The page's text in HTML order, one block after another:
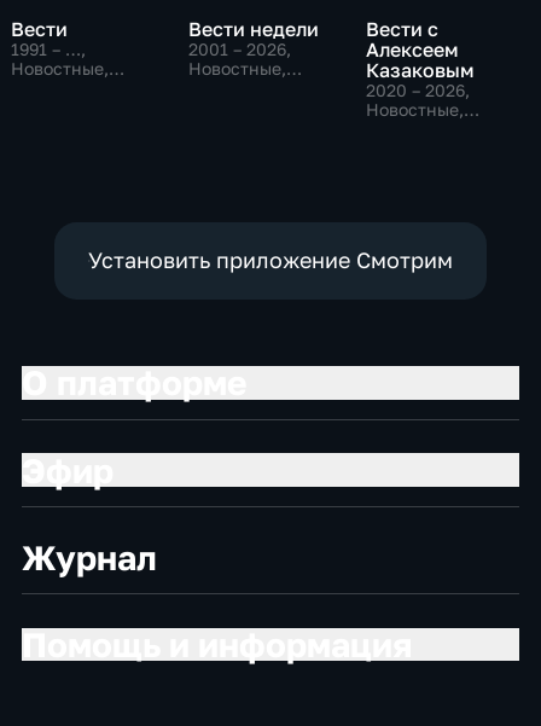
Вести
1991 – …,
Новостные,
Вести недели
2001 – 2026,
Новостные,
Вести с
Алексеем
Казаковым
2020 – 2026,
Новостные,
Установить приложение Смотрим
Журнал